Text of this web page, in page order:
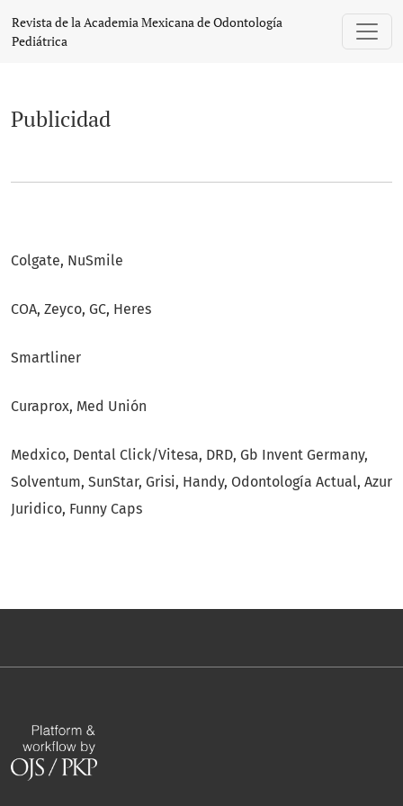
Publicidad
Revista de la Academia Mexicana de Odontología
Pediátrica
Publicidad
Colgate, NuSmile
COA, Zeyco, GC, Heres
Smartliner
Curaprox, Med Unión
Medxico, Dental Click/Vitesa, DRD, Gb Invent Germany,
Solventum, SunStar, Grisi, Handy, Odontología Actual, Azur
Juridico, Funny Caps